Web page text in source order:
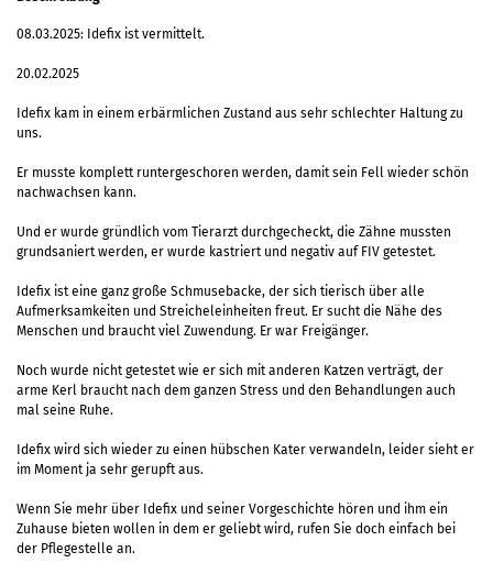
08.03.2025: Idefix ist vermittelt.
20.02.2025
Idefix kam in einem erbärmlichen Zustand aus sehr schlechter Haltung zu
uns.
Er musste komplett runtergeschoren werden, damit sein Fell wieder schön
nachwachsen kann.
Und er wurde gründlich vom Tierarzt durchgecheckt, die Zähne mussten
grundsaniert werden, er wurde kastriert und negativ auf FIV getestet.
Idefix ist eine ganz große Schmusebacke, der sich tierisch über alle
Aufmerksamkeiten und Streicheleinheiten freut. Er sucht die Nähe des
Menschen und braucht viel Zuwendung. Er war Freigänger.
Noch wurde nicht getestet wie er sich mit anderen Katzen verträgt, der
arme Kerl braucht nach dem ganzen Stress und den Behandlungen auch
mal seine Ruhe.
Idefix wird sich wieder zu einen hübschen Kater verwandeln, leider sieht er
im Moment ja sehr gerupft aus.
Wenn Sie mehr über Idefix und seiner Vorgeschichte hören und ihm ein
Zuhause bieten wollen in dem er geliebt wird, rufen Sie doch einfach bei
der Pflegestelle an.